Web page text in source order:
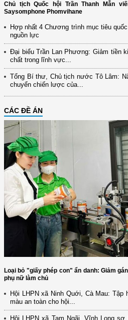
Chủ tịch Quốc hội Trần Thanh Mẫn
Saysomphone Phomvihane
Hợp nhất 4 Chương trình mục tiêu
nguồn lực
Đại biểu Trần Lan Phương: Giảm tiền
chất trong lĩnh vực...
Tổng Bí thư, Chủ tịch nước Tô Lâm:
chuyển chiến lược của...
CÁC ĐỀ ÁN
Loại bỏ "giấy phép con" ẩn danh: Giảm
phụ nữ làm chủ
Hội LHPN xã Ninh Quới, Cà Mau: Tập
màu an toàn cho hội...
Hội LHPN xã Tam Ngãi, Vĩnh Long